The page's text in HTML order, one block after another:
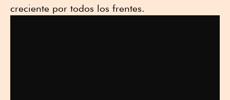
creciente por todos los frentes.